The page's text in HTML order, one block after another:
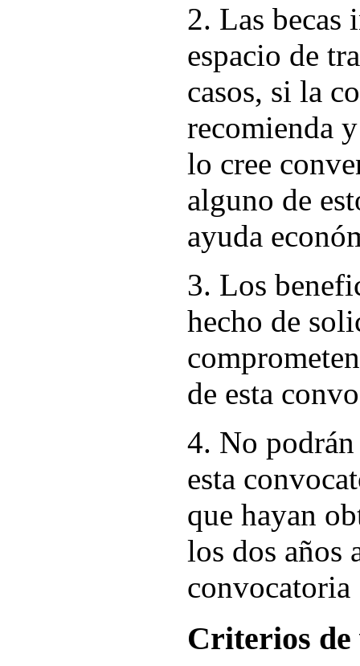
2. Las becas
espacio de
casos, si la
recomienda
lo cree
alguno de
ayuda
3. Los
hecho de
de esta
4. No
esta
que hayan
los dos años
convocatoria
Criterios